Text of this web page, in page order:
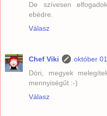
De szívesen
ebédre.
Válasz
Chef Viki
október
Dóri, megyek
mennyiségűt :-)
Válasz